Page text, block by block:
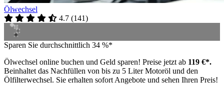
Ölwechsel
4.7 (141)
Sparen Sie durchschnittlich 34 %*
Ölwechsel online buchen und Geld sparen! Preise jetzt ab 119 €*.
Beinhaltet das Nachfüllen von bis zu 5 Liter Motoröl und den
Ölfilterwechsel. Sie erhalten sofort Angebote und sehen Ihren Preis!